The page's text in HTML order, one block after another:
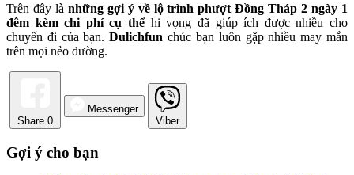
Trên đây là những gợi ý về lộ trình phượt Đồng Tháp 2 ngày 1
đêm kèm chi phí cụ thểhi vọng đã giúp ích được nhiều cho
chuyến đi của bạn.Dulichfun chúc bạn luôn gặp nhiều may mắn
trên mọi nẻo đường.
Share 0
Messenger
Viber
Gợi ý cho bạn